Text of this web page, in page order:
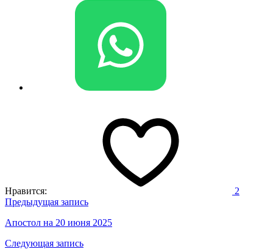
Нравится: 2
Навигация
по
записям
Предыдущая запись
Апостол на 20 июня 2025
Следующая запись